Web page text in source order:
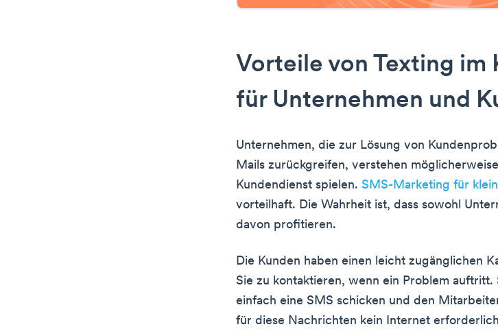
Vorteile von Texting im
für Unternehmen und
Unternehmen, die zur Lösung von
Mails zurückgreifen, verstehen
Kundendienst spielen. SMS-Marketing für
vorteilhaft. Die Wahrheit ist, dass sowohl
davon profitieren.
Die Kunden haben einen leicht zugänglichen
Sie zu kontaktieren, wenn ein Problem auftritt.
einfach eine SMS schicken und den
für diese Nachrichten kein Internet